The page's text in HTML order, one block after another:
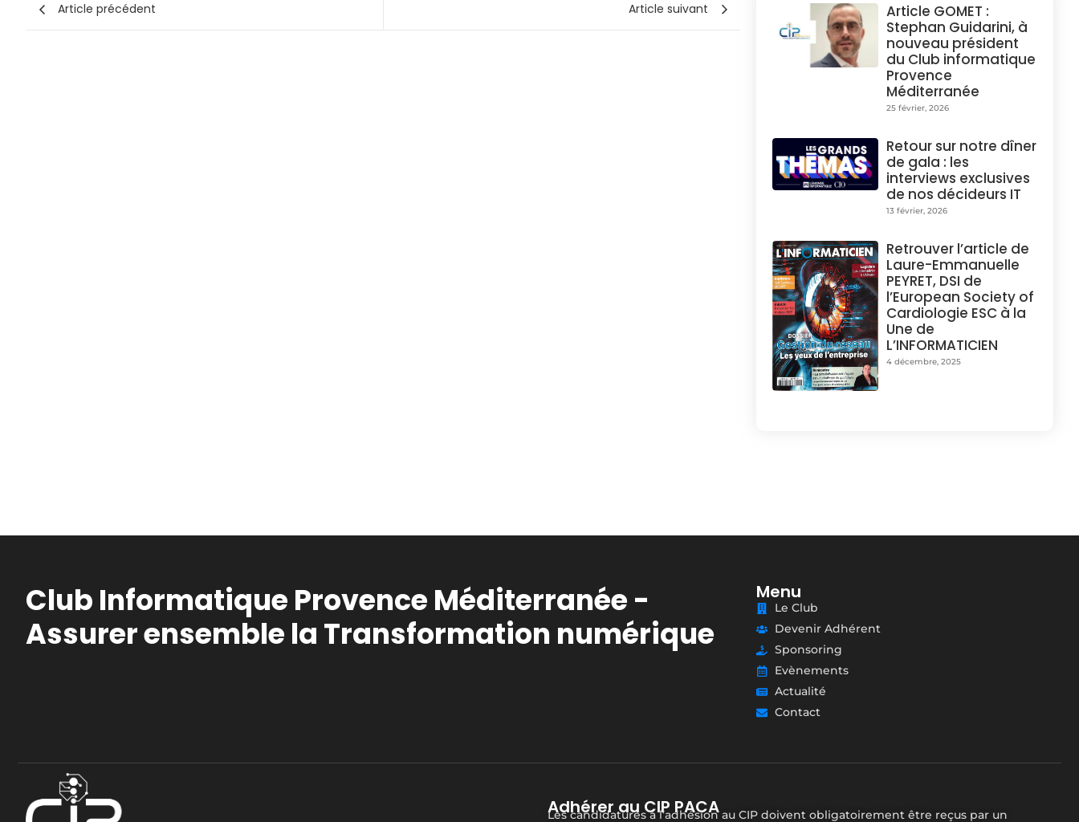
Article précédent Article suivant
Article GOMET :
Stephan Guidarini, à
nouveau président
du Club informatique
Provence
Méditerranée
25 février, 2026
Retour sur notre dîner
de gala : les
interviews exclusives
de nos décideurs IT
13 février, 2026
Retrouver l’article de
Laure-Emmanuelle
PEYRET, DSI de
l’European Society of
Cardiologie ESC à la
Une de
L’INFORMATICIEN
4 décembre, 2025
Club Informatique Provence Méditerranée -
Assurer ensemble la Transformation numérique
Menu
Le Club
Devenir Adhérent
Sponsoring
Evènements
Actualité
Contact
Adhérer au CIP PACA
Les candidatures à l’adhésion au CIP doivent obligatoirement être reçus par un